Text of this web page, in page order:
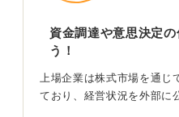
資金調達や意思決定
う！
上場企業は株式市場を通じ
ており、経営状況を外部に